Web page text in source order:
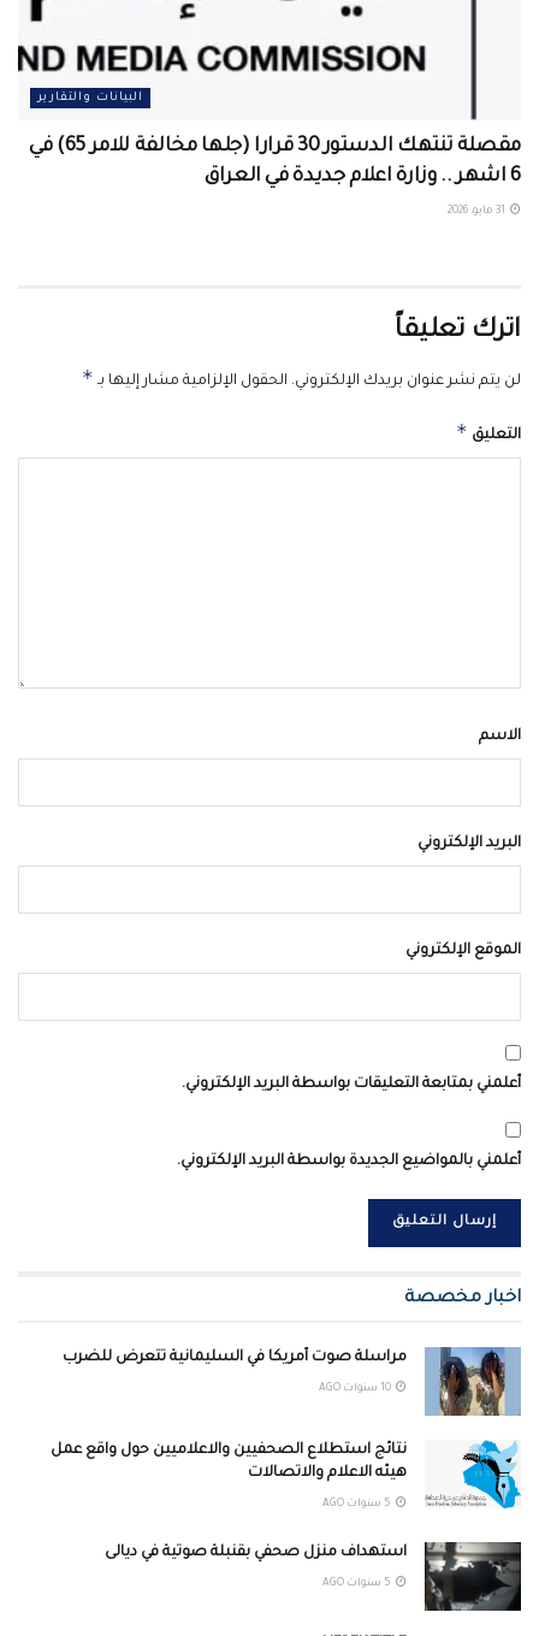
البيانات والتقارير
مقصلة تنتهك الدستور 30 قرارا (جلها مخالفة للامر 65) في
6 اشهر .. وزارة اعلام جديدة في العراق
اترك تعليقاً
لن يتم نشر عنوان بريدك الإلكتروني. الحقول الإلزامية مشار إليها بـ *
التعليق *
الاسم
البريد الإلكتروني
الموقع الإلكتروني
أعلمني بمتابعة التعليقات بواسطة البريد الإلكتروني.
أعلمني بالمواضيع الجديدة بواسطة البريد الإلكتروني.
اخبار مخصصة
مراسلة صوت أمريكا في السليمانية تتعرض للضرب
نتائج استطلاع الصحفيين والاعلاميين حول واقع عمل
هيئه الاعلام والاتصالات
استهداف منزل صحفي بقنبلة صوتية في ديالى